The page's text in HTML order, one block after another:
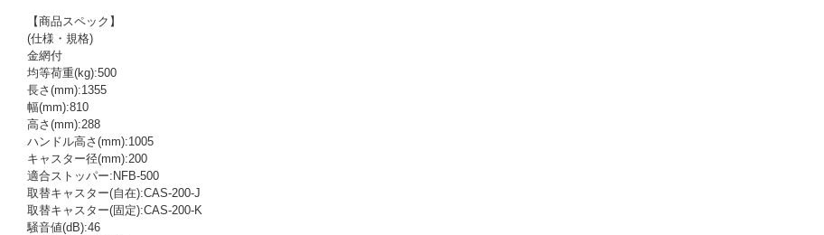
【商品スペック】
(仕様・規格)
金網付
均等荷重(kg):500
長さ(mm):1355
幅(mm):810
高さ(mm):288
ハンドル高さ(mm):1005
キャスター径(mm):200
適合ストッパー:NFB-500
取替キャスター(自在):CAS-200-J
取替キャスター(固定):CAS-200-K
騒音値(dB):46